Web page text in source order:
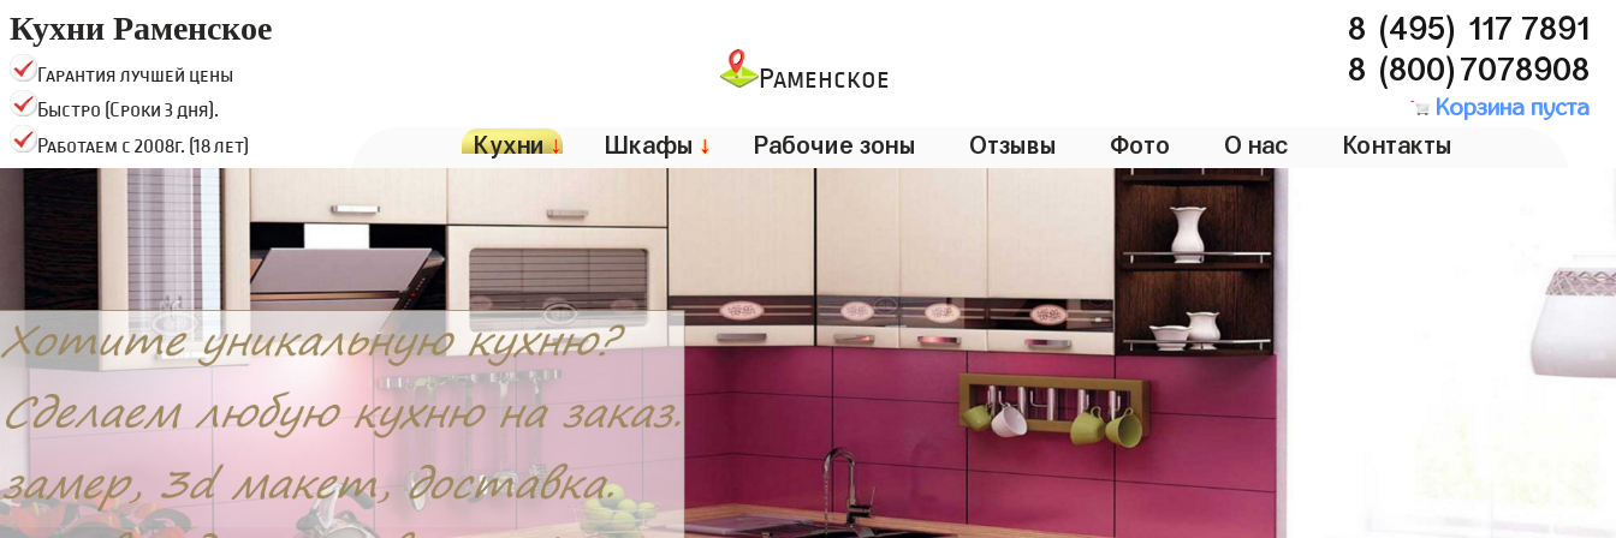
Кухни Раменское
Гарантия лучшей цены
Быстро (Сроки 3 дня).
Работаем с 2008г. (18 лет)
Раменское
8 (495) 117 7891
8 (800)7078908
Корзина пуста
Кухни↓ Шкафы ↓ Рабочие зоны Отзывы Фото О нас Контакты